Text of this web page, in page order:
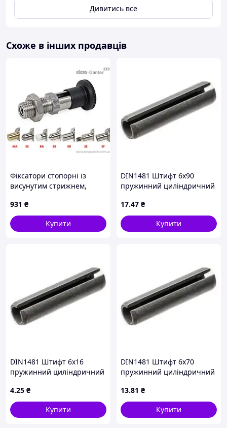
Дивитись все
Схоже в інших продавців
Фіксатори стопорні із
висунутим стрижнем,
завдання GN 81700-8-12-
CK-SB-NI
931 ₴
Купити
DIN1481 Штифт 6х90
пружинний циліндричний
покриття
17.47 ₴
Купити
DIN1481 Штифт 6х16
пружинний циліндричний
покриття
4.25 ₴
Купити
DIN1481 Штифт 6х70
пружинний циліндричний
покриття
13.81 ₴
Купити